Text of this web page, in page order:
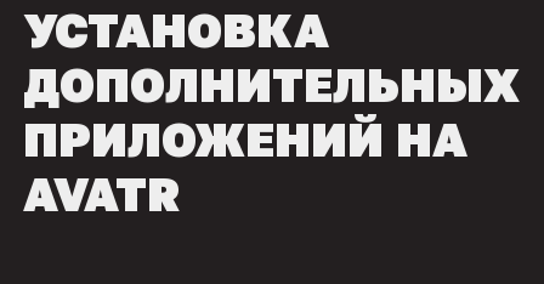
УСТАНОВКА
ДОПОЛНИТЕЛЬНЫХ
ПРИЛОЖЕНИЙ НА
AVATR